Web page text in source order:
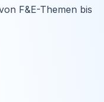
F&E-Themen bis